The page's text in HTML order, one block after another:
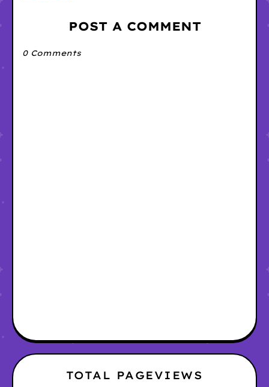
POST A COMMENT
0 Comments
TOTAL PAGEVIEWS